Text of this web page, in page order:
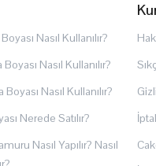
Nasıl Kullanılır?
Boyası Nasıl Kullanılır?
Boyası Nasıl Kullanılır?
Nerede Satılır?
Nasıl Yapılır? Nasıl